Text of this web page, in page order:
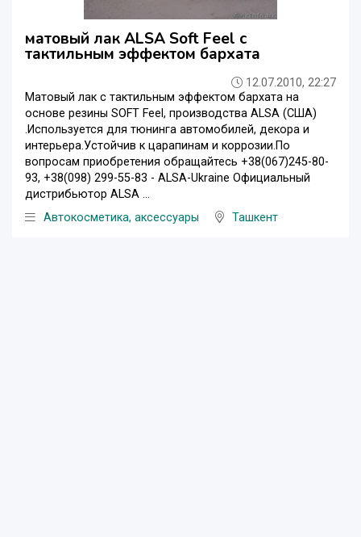
матовый лак ALSA Soft Feel с
тактильным эффектом бархата
12.07.2010, 22:27
Матовый лак с тактильным эффектом бархата на
основе резины SOFT Feel, производства ALSA (США)
.Используется для тюнинга автомобилей, декора и
интерьера.Устойчив к царапинам и коррозии.По
вопросам приобретения обращайтесь +38(067)245-80-
93, +38(098) 299-55-83 - ALSA-Ukraine Официальный
дистрибьютор ALSA ...
Автокосметика, аксессуары
Ташкент